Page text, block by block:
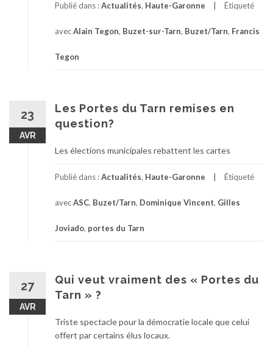
Publié dans :Actualités, Haute-Garonne Étiqueté
avecAlain Tegon, Buzet-sur-Tarn, Buzet/Tarn, Francis
Tegon
23
AVR
Les Portes du Tarn remises en
question?
Les élections municipales rebattent les cartes
Publié dans :Actualités, Haute-Garonne Étiqueté
avecASC, Buzet/Tarn, Dominique Vincent, Gilles
Joviado, portes du Tarn
27
AVR
Qui veut vraiment des « Portes du
Tarn » ?
Triste spectacle pour la démocratie locale que celui
offert par certains élus locaux.